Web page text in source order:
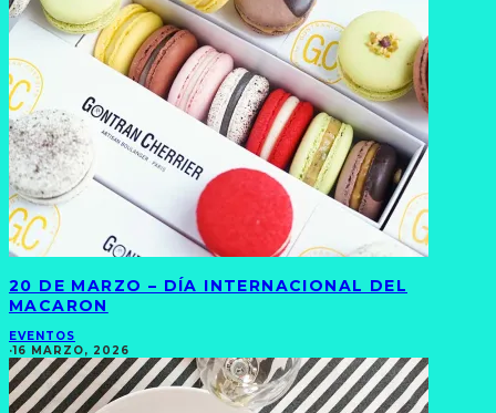
20 DE MARZO – DÍA INTERNACIONAL DEL
MACARON
EVENTOS
·16 MARZO, 2026